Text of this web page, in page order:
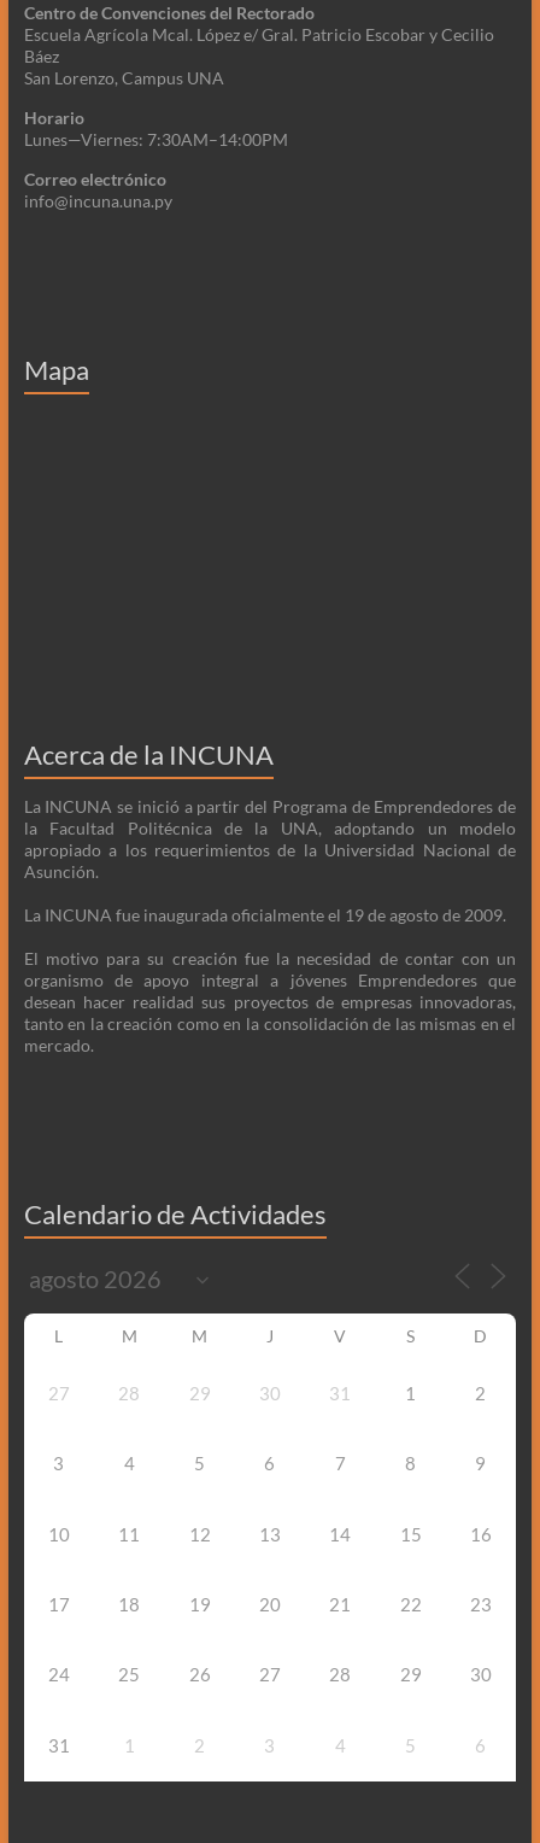
Centro de Convenciones del Rectorado
Escuela Agrícola Mcal. López e/ Gral. Patricio Escobar y Cecilio
Báez
San Lorenzo, Campus UNA
Horario
Lunes—Viernes: 7:30AM–14:00PM
Correo electrónico
info@incuna.una.py
Mapa
Acerca de la INCUNA
La INCUNA se inició a partir del Programa de Emprendedores de
la Facultad Politécnica de la UNA, adoptando un modelo
apropiado a los requerimientos de la Universidad Nacional de
Asunción.
La INCUNA fue inaugurada oficialmente el 19 de agosto de 2009.
El motivo para su creación fue la necesidad de contar con un
organismo de apoyo integral a jóvenes Emprendedores que
desean hacer realidad sus proyectos de empresas innovadoras,
tanto en la creación como en la consolidación de las mismas en el
mercado.
Calendario de Actividades
L M M J V S D
27 28 29 30 31 1 2
3 4 5 6 7 8 9
10 11 12 13 14 15 16
17 18 19 20 21 22 23
24 25 26 27 28 29 30
31 1 2 3 4 5 6